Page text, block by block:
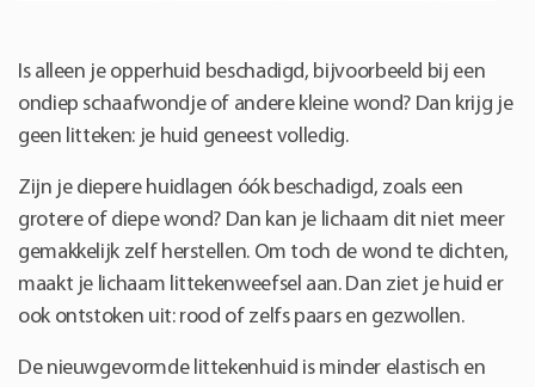
Is alleen je opperhuid beschadigd, bijvoorbeeld bij een
ondiep schaafwondje of andere kleine wond? Dan krijg je
geen litteken: je huid geneest volledig.
Zijn je diepere huidlagen óók beschadigd, zoals een
grotere of diepe wond? Dan kan je lichaam dit niet meer
gemakkelijk zelf herstellen. Om toch de wond te dichten,
maakt je lichaam littekenweefsel aan. Dan ziet je huid er
ook ontstoken uit: rood of zelfs paars en gezwollen.
De nieuwgevormde littekenhuid is minder elastisch en